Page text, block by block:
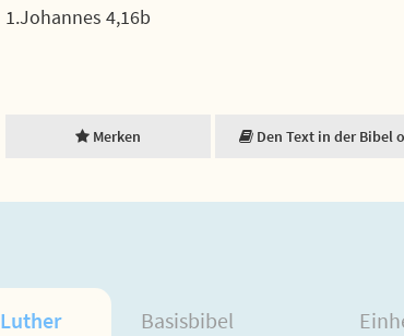
1.Johannes 4,16b
Merken Den Text in der Bibel
Luther Basisbibel